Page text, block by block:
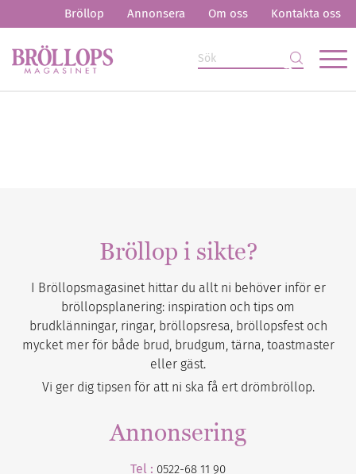
Bröllop Annonsera Om oss Kontakta oss
Bröllop i sikte?
I Bröllopsmagasinet hittar du allt ni behöver inför er
bröllopsplanering: inspiration och tips om
brudklänningar, ringar, bröllopsresa, bröllopsfest och
mycket mer för både brud, brudgum, tärna, toastmaster
eller gäst.
Vi ger dig tipsen för att ni ska få ert drömbröllop.
Annonsering
Tel : 0522-68 11 90